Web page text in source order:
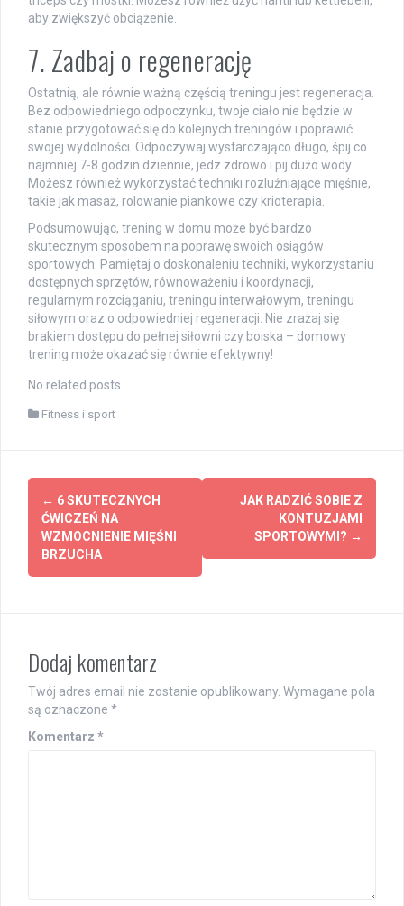
aby zwiększyć obciążenie.
7. Zadbaj o regenerację
Ostatnią, ale równie ważną częścią treningu jest regeneracja.
Bez odpowiedniego odpoczynku, twoje ciało nie będzie w
stanie przygotować się do kolejnych treningów i poprawić
swojej wydolności. Odpoczywaj wystarczająco długo, śpij co
najmniej 7-8 godzin dziennie, jedz zdrowo i pij dużo wody.
Możesz również wykorzystać techniki rozluźniające mięśnie,
takie jak masaż, rolowanie piankowe czy krioterapia.
Podsumowując, trening w domu może być bardzo
skutecznym sposobem na poprawę swoich osiągów
sportowych. Pamiętaj o doskonaleniu techniki, wykorzystaniu
dostępnych sprzętów, równoważeniu i koordynacji,
regularnym rozciąganiu, treningu interwałowym, treningu
siłowym oraz o odpowiedniej regeneracji. Nie zrażaj się
brakiem dostępu do pełnej siłowni czy boiska – domowy
trening może okazać się równie efektywny!
No related posts.
Fitness i sport
Post
navigation
← 6 SKUTECZNYCH
ĆWICZEŃ NA
WZMOCNIENIE MIĘŚNI
BRZUCHA
JAK RADZIĆ SOBIE Z
KONTUZJAMI
SPORTOWYMI? →
Dodaj komentarz
Twój adres email nie zostanie opublikowany. Wymagane pola
są oznaczone *
Komentarz *